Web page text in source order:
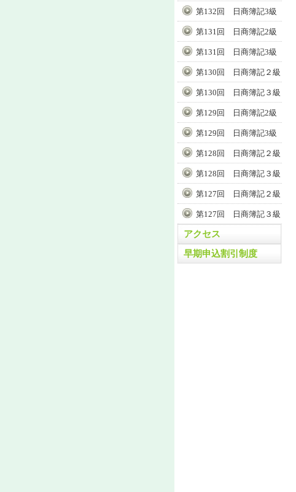
第132回 日商簿記3級
第131回 日商簿記2級
第131回 日商簿記3級
第130回 日商簿記２級
第130回 日商簿記３級
第129回 日商簿記2級
第129回 日商簿記3級
第128回 日商簿記２級
第128回 日商簿記３級
第127回 日商簿記２級
第127回 日商簿記３級
アクセス
早期申込割引制度